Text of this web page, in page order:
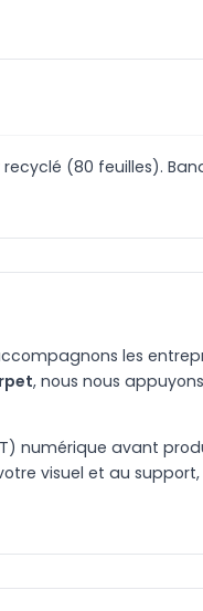
recyclé (80 feuilles).
les
, nous nous
numérique avant
visuel et au